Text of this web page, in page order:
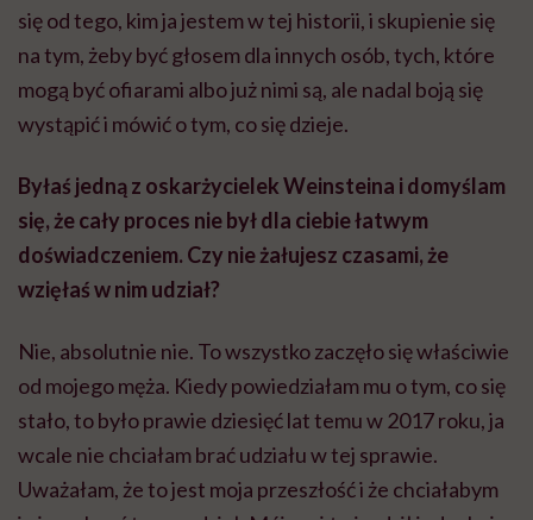
się od tego, kim ja jestem w tej historii, i skupienie się
na tym, żeby być głosem dla innych osób, tych, które
mogą być ofiarami albo już nimi są, ale nadal boją się
wystąpić i mówić o tym, co się dzieje.
Byłaś jedną z oskarżycielek Weinsteina i domyślam
się, że cały proces nie był dla ciebie łatwym
doświadczeniem. Czy nie żałujesz czasami, że
wzięłaś w nim udział?
Nie, absolutnie nie. To wszystko zaczęło się właściwie
od mojego męża. Kiedy powiedziałam mu o tym, co się
stało, to było prawie dziesięć lat temu w 2017 roku, ja
wcale nie chciałam brać udziału w tej sprawie.
Uważałam, że to jest moja przeszłość i że chciałabym